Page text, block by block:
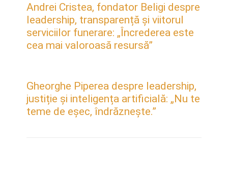
Andrei Cristea, fondator Beligi despre
leadership, transparență și viitorul
serviciilor funerare: „Încrederea este
cea mai valoroasă resursă”
Gheorghe Piperea despre leadership,
justiție și inteligența artificială: „Nu te
teme de eșec, îndrăznește.”